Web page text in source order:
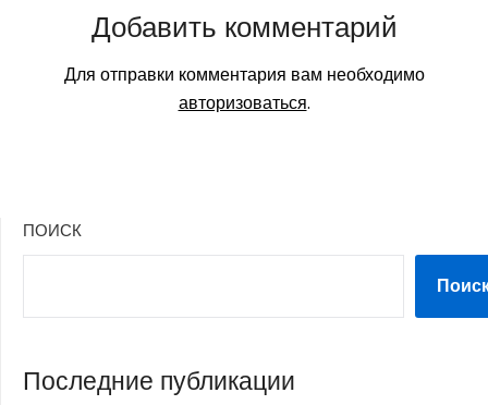
Добавить комментарий
Для отправки комментария вам необходимо
авторизоваться.
ПОИСК
Последние публикации